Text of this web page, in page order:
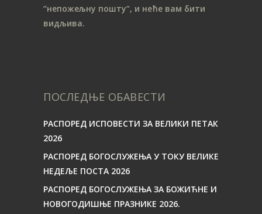
“непожељну пошту“, и неће вам бити
видљива.
ПОСЛЕДЊЕ ОБАВЕСТИ
РАСПОРЕД ИСПОВЕСТИ ЗА ВЕЛИКИ ПЕТАК
2026
РАСПОРЕД БОГОСЛУЖЕЊА У ТОКУ ВЕЛИКЕ
НЕДЕЉЕ ПОСТА 2026
РАСПОРЕД БОГОСЛУЖЕЊА ЗА БОЖИЋНЕ И
НОВОГОДИШЊЕ ПРАЗНИКЕ 2026.